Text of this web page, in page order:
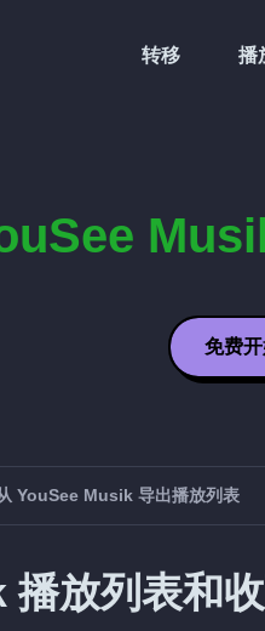
转移 播
免费
YouSee Musik 导出播放列表
放列表和